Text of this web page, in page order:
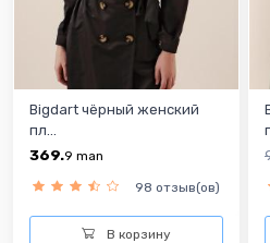
Bigdart чёрный женский
пл...
369.9 man
98 отзыв(ов)
В корзину